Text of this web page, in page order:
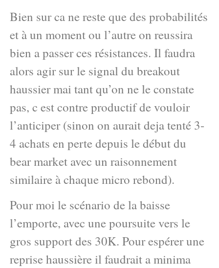
Bien sur ca ne reste que des probabilités
et à un moment ou l’autre on reussira
bien a passer ces résistances. Il faudra
alors agir sur le signal du breakout
haussier mai tant qu’on ne le constate
pas, c est contre productif de vouloir
l’anticiper (sinon on aurait deja tenté 3-
4 achats en perte depuis le début du
bear market avec un raisonnement
similaire à chaque micro rebond).
Pour moi le scénario de la baisse
l’emporte, avec une poursuite vers le
gros support des 30K. Pour espérer une
reprise haussière il faudrait a minima